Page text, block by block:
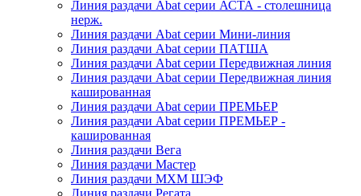
Линия раздачи Abat серии АСТА - столешница
нерж.
Линия раздачи Abat серии Мини-линия
Линия раздачи Abat серии ПАТША
Линия раздачи Abat серии Передвижная линия
Линия раздачи Abat серии Передвижная линия
кашированная
Линия раздачи Abat серии ПРЕМЬЕР
Линия раздачи Abat серии ПРЕМЬЕР -
кашированная
Линия раздачи Вега
Линия раздачи Мастер
Линия раздачи МХМ ШЭФ
Линия раздачи Регата